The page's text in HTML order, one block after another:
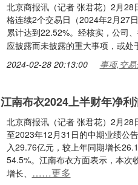
北京商报讯（记者 张君花）2月
格连续2个交易日（2024年2月27
累计达到22.52%。经核实，公司
应披露而未披露的重大事项，或处
2024-02-28 20:13:00 事项,交
江南布衣2024上半财年净利
北京商报讯（记者 张君花）2月
至2023年12月31日的中期业绩公
入29.76亿元，较上年同期增长
54.5%。江南布衣方面表示，本次
增长、 ……更多